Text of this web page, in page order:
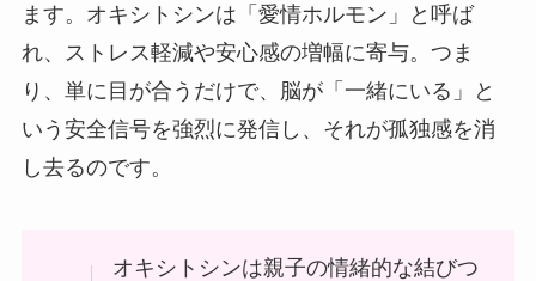
ます。オキシトシンは「愛情ホルモン」と呼ば
れ、ストレス軽減や安心感の増幅に寄与。つま
り、単に目が合うだけで、脳が「一緒にいる」と
いう安全信号を強烈に発信し、それが孤独感を消
し去るのです。
オキシトシンは親子の情緒的な結びつ